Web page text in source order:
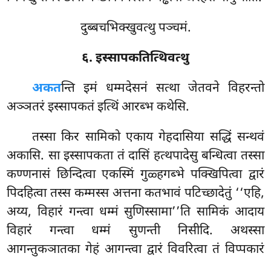
दुब्बचभिक्खुवत्थु पञ्चमं.
६. इस्सापकतित्थिवत्थु
अकतन्ति इमं धम्मदेसनं सत्था जेतवने विहरन्तो
अञ्ञतरं इस्सापकतं इत्थिं आरब्भ कथेसि.
तस्सा किर सामिको एकाय गेहदासिया सद्धिं सन्थवं
अकासि. सा इस्सापकता तं दासिं हत्थपादेसु बन्धित्वा तस्सा
कण्णनासं छिन्दित्वा एकस्मिं गुळ्हगब्भे पक्खिपित्वा द्वारं
पिदहित्वा तस्स कम्मस्स अत्तना कतभावं पटिच्छादेतुं ‘‘एहि,
अय्य, विहारं गन्त्वा धम्मंसुणिस्सामा’’ति सामिकं आदाय
विहारं गन्त्वा धम्मं सुणन्ती निसीदि. अथस्सा
आगन्तुकञातका गेहं आगन्त्वा द्वारं विवरित्वा तं विप्पकारं